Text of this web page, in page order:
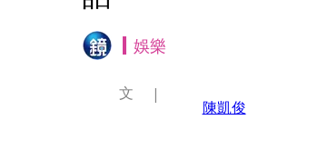
娛樂
文
陳凱俊